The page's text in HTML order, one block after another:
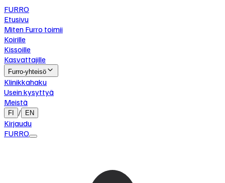
FURRO
Etusivu
Miten Furro toimii
Koirille
Kissoille
Kasvattajille
Furro-yhteisö
Klinikkahaku
Usein kysyttyä
Meistä
FI / EN
Kirjaudu
FURRO